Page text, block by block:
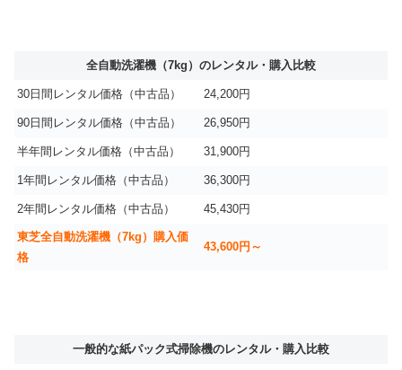
全自動洗濯機（7kg）のレンタル・購入比較
30日間レンタル価格（中古品） 24,200円
90日間レンタル価格（中古品） 26,950円
半年間レンタル価格（中古品） 31,900円
1年間レンタル価格（中古品） 36,300円
2年間レンタル価格（中古品） 45,430円
東芝全自動洗濯機（7kg）購入価
格
43,600円～
一般的な紙パック式掃除機のレンタル・購入比較